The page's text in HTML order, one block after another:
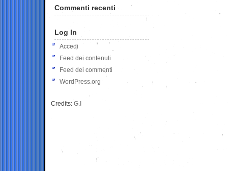
Commenti recenti
Log In
Accedi
Feed dei contenuti
Feed dei commenti
WordPress.org
Credits: G.I